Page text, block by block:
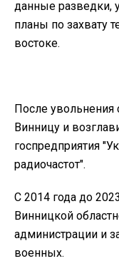
данные разведки,
планы по захвату
востоке.
После
Винницу и
госпредприятия
радиочастот".
С 2014 года до
Винницкой
администрации и
военных.